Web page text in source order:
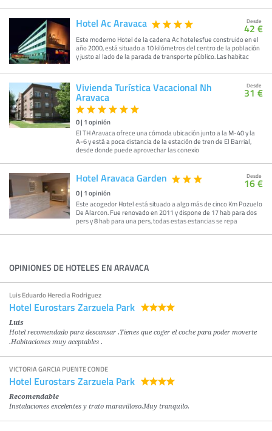
Hotel Ac Aravaca
Este moderno Hotel de la cadena Ac hotelesfue construido en el
año 2000, está situado a 10 kilómetros del centro de la población
y justo al lado de la parada de transporte público. Las habitac
Desde
42 €
Vivienda Turística Vacacional Nh
Aravaca
0| 1opinión
El TH Aravaca ofrece una cómoda ubicación junto a la M-40 y la
A-6 y está a poca distancia de la estación de tren de El Barrial,
desde donde puede aprovechar las conexio
Desde
31 €
Hotel Aravaca Garden
0| 1opinión
Este acogedor Hotel está situado a algo más de cinco Km Pozuelo
De Alarcon. Fue renovado en 2011 y dispone de 17 hab para dos
pers y 8 hab para una pers, todas estas estancias se repa
Desde
16 €
OPINIONES DE HOTELES EN ARAVACA
Luis Eduardo Heredia Rodriguez
Hotel Eurostars Zarzuela Park
Luis
Hotel recomendado para descansar .Tienes que coger el coche para poder moverte
.Habitaciones muy aceptables .
VICTORIA GARCIA PUENTE CONDE
Hotel Eurostars Zarzuela Park
Recomendable
Instalaciones excelentes y trato maravilloso.Muy tranquilo.